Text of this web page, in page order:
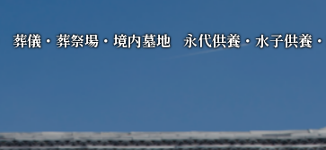
葬儀・葬祭場・境内墓地 永代供養・水子供養